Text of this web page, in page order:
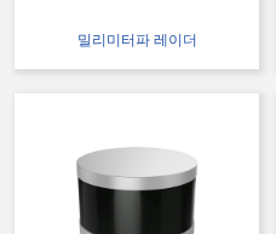
밀리미터파 레이더